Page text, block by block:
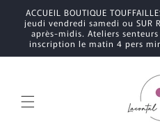
passer
au
contenu
ACCUEIL BOUTIQUE
jeudi vendredi samedi ou SUR
après-midis. Ateliers
inscription le matin 4 pers